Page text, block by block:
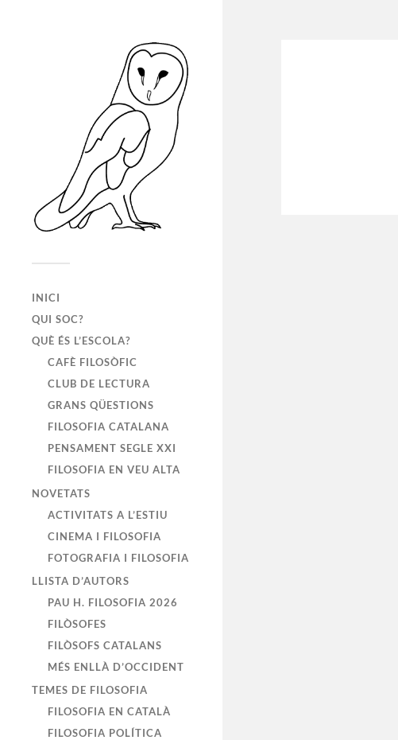
INICI
QUI SOC?
QUÈ ÉS L’ESCOLA?
CAFÈ FILOSÒFIC
CLUB DE LECTURA
GRANS QÜESTIONS
FILOSOFIA CATALANA
PENSAMENT SEGLE XXI
FILOSOFIA EN VEU ALTA
NOVETATS
ACTIVITATS A L’ESTIU
CINEMA I FILOSOFIA
FOTOGRAFIA I FILOSOFIA
LLISTA D’AUTORS
PAU H. FILOSOFIA 2026
FILÒSOFES
FILÒSOFS CATALANS
MÉS ENLLÀ D’OCCIDENT
TEMES DE FILOSOFIA
FILOSOFIA EN CATALÀ
FILOSOFIA POLÍTICA